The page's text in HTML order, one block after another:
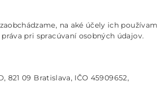
na aké účely ich
pri spracúvaní osobných údajov.
821 09 Bratislava, IČO 45909652,